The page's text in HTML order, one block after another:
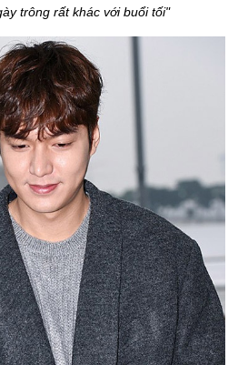
trông rất khác với buổi tối"